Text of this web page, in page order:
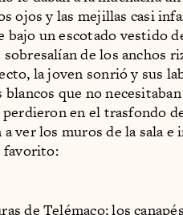
ojos y las mejillas casi
bajo un escotado vestido
de los anchos
la joven sonrió y sus
blancos que no
en el trasfondo
a ver los muros de la sala
favorito:
de Telémaco; los